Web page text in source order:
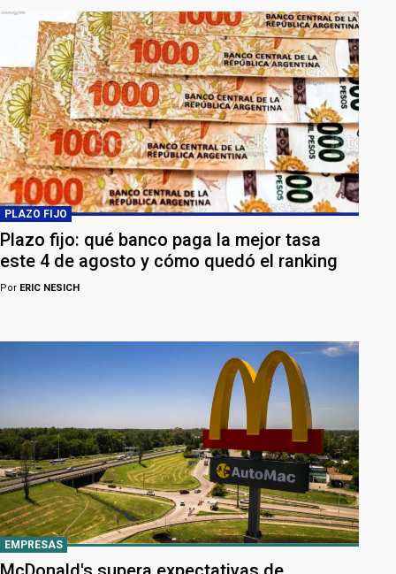
PLAZO FIJO
Plazo fijo: qué banco paga la mejor tasa
este 4 de agosto y cómo quedó el ranking
Por ERIC NESICH
EMPRESAS